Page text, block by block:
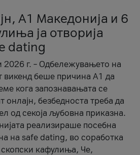
A1 Македонија и 6
ја отворија
dating
2026 г. – Одбележувањето на
викенд беше причина А1 да
кога запознавањата се
онлајн, безбедноста треба да
од секоја љубовна приказна.
реализираше посебна
на safe dating, во соработка
кафулиња, Че,